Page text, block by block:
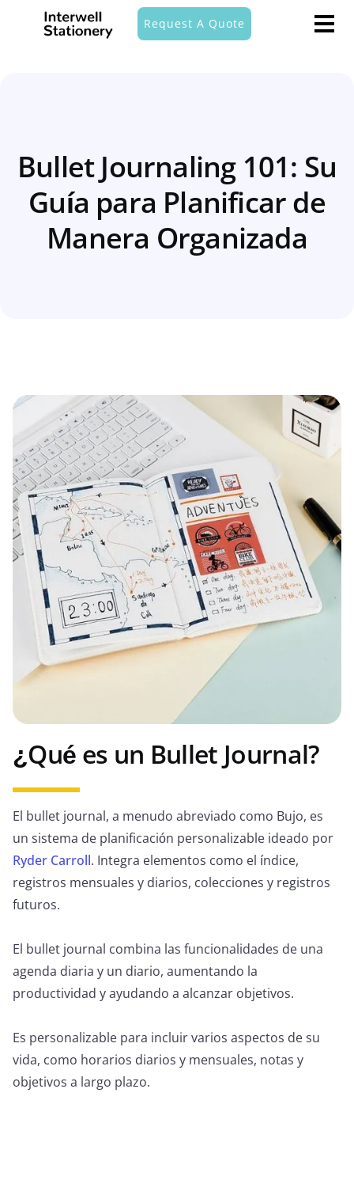
Request A Quote
Bullet Journaling 101: Su
Guía para Planificar de
Manera Organizada
¿Qué es un Bullet Journal?
El bullet journal, a menudo abreviado como Bujo, es
un sistema de planificación personalizable ideado por
Ryder Carroll. Integra elementos como el índice,
registros mensuales y diarios, colecciones y registros
futuros.
El bullet journal combina las funcionalidades de una
agenda diaria y un diario, aumentando la
productividad y ayudando a alcanzar objetivos.
Es personalizable para incluir varios aspectos de su
vida, como horarios diarios y mensuales, notas y
objetivos a largo plazo.